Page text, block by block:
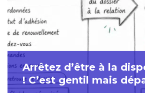
Arrêtez d’être à la
! C’est gentil mais